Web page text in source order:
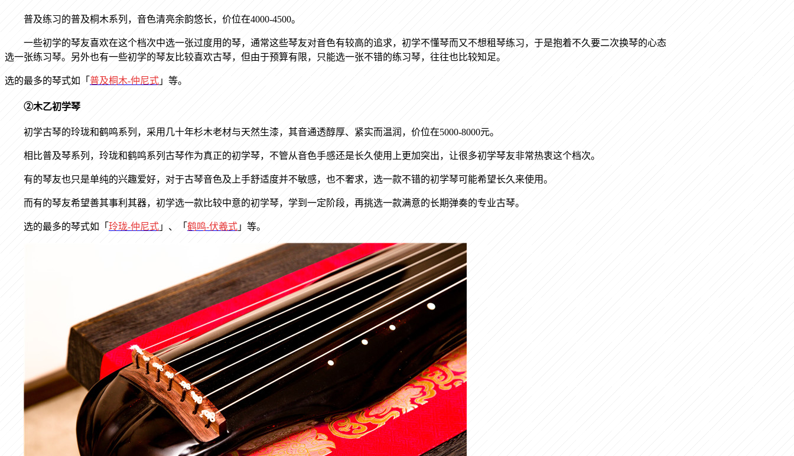
普及练习的普及桐木系列，音色清亮余韵悠长，价位在4000-4500。
一些初学的琴友喜欢在这个档次中选一张过度用的琴，通常这些琴友对音色有较高的追求，初学不懂琴而又不想租琴练习，于是抱着不久要二次换琴的心态
选一张练习琴。另外也有一些初学的琴友比较喜欢古琴，但由于预算有限，只能选一张不错的练习琴，往往也比较知足。
选的最多的琴式如「 普及桐木-仲尼式 」 等。
②木乙初学琴
初学古琴的玲珑和鹤鸣系列，采用几十年杉木老材与天然生漆，其音通透醇厚、紧实而温润，价位在5000-8000元。
相比普及琴系列，玲珑和鹤鸣系列古琴作为真正的初学琴，不管从音色手感还是长久使用上更加突出，让很多初学琴友非常热衷这个档次。
有的琴友也只是单纯的兴趣爱好，对于古琴音色及上手舒适度并不敏感，也不奢求，选一款不错的初学琴可能希望长久来使用。
而有的琴友希望善其事利其器，初学选一款比较中意的初学琴，学到一定阶段，再挑选一款满意的长期弹奏的专业古琴。
选的最多的琴式如「 玲珑-仲尼式 」、 「 鹤鸣-伏羲式 」 等。